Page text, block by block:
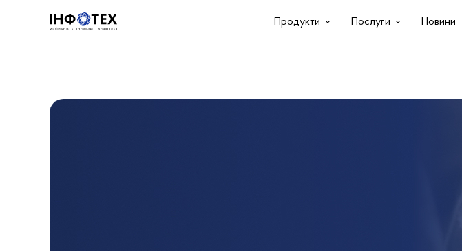
Продукти Послуги Новини